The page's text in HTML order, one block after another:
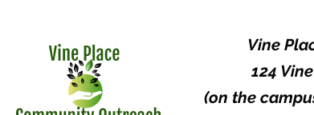
Vine
124
(on the